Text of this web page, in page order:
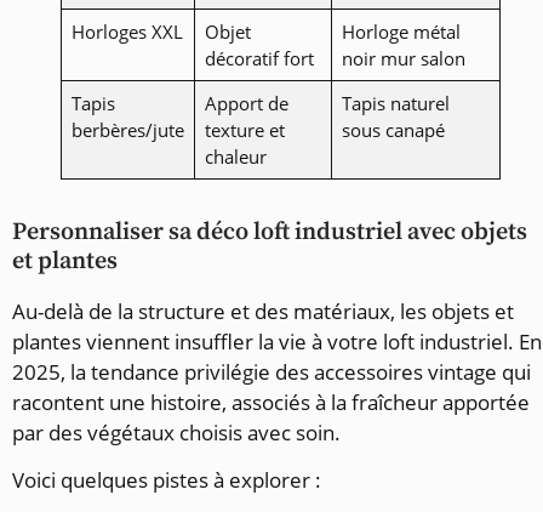
Horloges XXL
Objet
décoratif fort
Horloge métal
noir mur salon
Tapis
berbères/jute
Apport de
texture et
chaleur
Tapis naturel
sous canapé
Personnaliser sa déco loft industriel avec objets
et plantes
Au-delà de la structure et des matériaux, les objets et
plantes viennent insuffler la vie à votre loft industriel. En
2025, la tendance privilégie des accessoires vintage qui
racontent une histoire, associés à la fraîcheur apportée
par des végétaux choisis avec soin.
Voici quelques pistes à explorer :